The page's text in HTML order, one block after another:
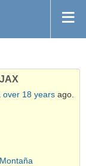
over 18 years ago.